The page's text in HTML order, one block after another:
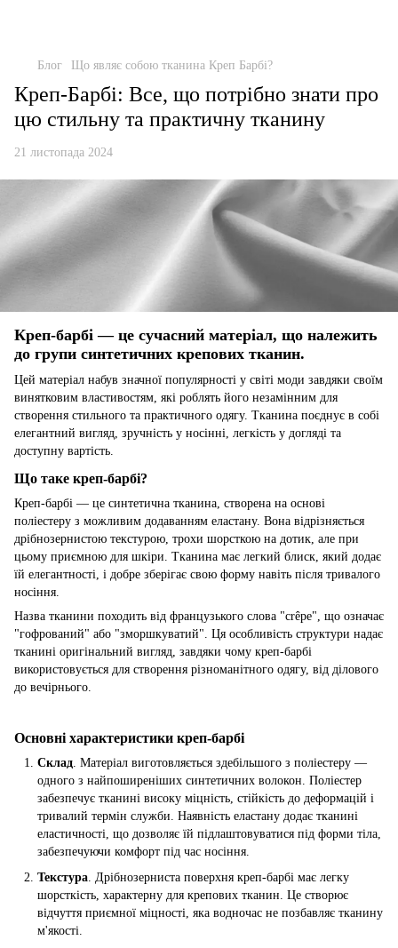
Блог Що являє собою тканина Креп Барбі?
Креп-Барбі: Все, що потрібно знати про
цю стильну та практичну тканину
21 листопада 2024
Креп-барбі — це сучасний матеріал, що належить
до групи синтетичних крепових тканин.
Цей матеріал набув значної популярності у світі моди завдяки своїм
винятковим властивостям, які роблять його незамінним для
створення стильного та практичного одягу. Тканина поєднує в собі
елегантний вигляд, зручність у носінні, легкість у догляді та
доступну вартість.
Що таке креп-барбі?
Креп-барбі — це синтетична тканина, створена на основі
поліестеру з можливим додаванням еластану. Вона відрізняється
дрібнозернистою текстурою, трохи шорсткою на дотик, але при
цьому приємною для шкіри. Тканина має легкий блиск, який додає
їй елегантності, і добре зберігає свою форму навіть після тривалого
носіння.
Назва тканини походить від французького слова "crêpe", що означає
"гофрований" або "зморшкуватий". Ця особливість структури надає
тканині оригінальний вигляд, завдяки чому креп-барбі
використовується для створення різноманітного одягу, від ділового
до вечірнього.
Основні характеристики креп-барбі
Склад. Матеріал виготовляється здебільшого з поліестеру —
одного з найпоширеніших синтетичних волокон. Поліестер
забезпечує тканині високу міцність, стійкість до деформацій і
тривалий термін служби. Наявність еластану додає тканині
еластичності, що дозволяє їй підлаштовуватися під форми тіла,
забезпечуючи комфорт під час носіння.
Текстура . Дрібнозерниста поверхня креп-барбі має легку
шорсткість, характерну для крепових тканин. Це створює
відчуття приємної міцності, яка водночас не позбавляє тканину
м'якості.